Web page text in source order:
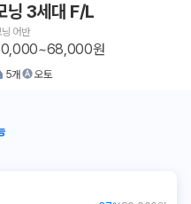
닝 3세대 F/L
닝 어반
원
5개 오토